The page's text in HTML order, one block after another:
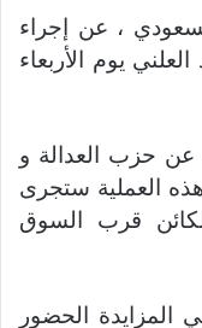
، عن إجراء
يوم الأربعاء
عن حزب العدالة و
هذه العملية ستجرى
قرب السوق
المزايدة الحضور